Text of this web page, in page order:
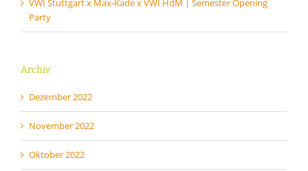
VWI Stuttgart x Max-Kade x VWI HdM | Semester Opening
Party
Archiv
Dezember 2022
November 2022
Oktober 2022